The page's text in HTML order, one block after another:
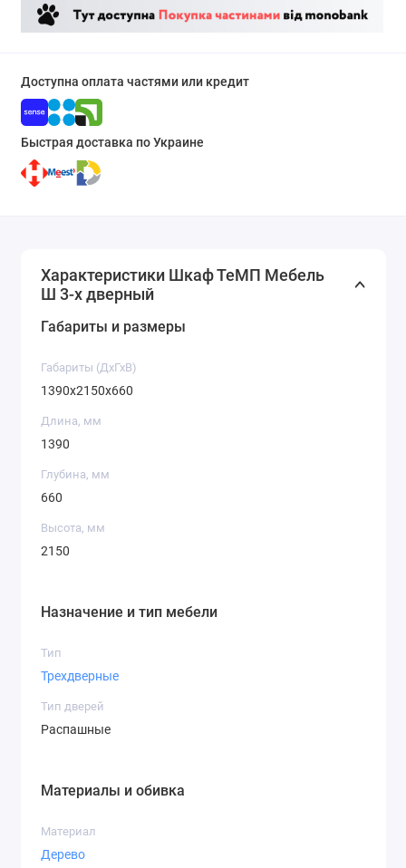
Доступна оплата частями или кредит
Быстрая доставка по Украине
Характеристики Шкаф ТеМП Мебель
Ш 3-х дверный
Габариты и размеры
Габариты (ДхГхВ)
1390x2150x660
Длина, мм
1390
Глубина, мм
660
Высота, мм
2150
Назначение и тип мебели
Тип
Трехдверные
Тип дверей
Распашные
Материалы и обивка
Материал
Дерево